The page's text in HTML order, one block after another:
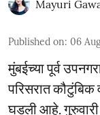
Mayuri
Published on: 06
मुंबईच्या पूर्व
परिसरात कौटुंबिक
घडली आहे. गुरुवारी